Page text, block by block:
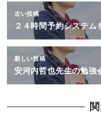
古い投稿
２４時間予約システム
新しい投稿
安河内哲也先生の勉強